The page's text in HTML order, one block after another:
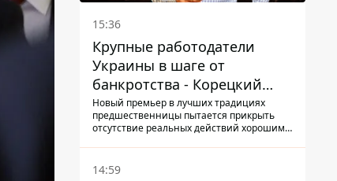
15:36
Крупные работодатели
Украины в шаге от
банкротства - Корецкий
обещает им… новые склады
Новый премьер в лучших традициях
предшественницы пытается прикрыть
отсутствие реальных действий хорошими
14:59